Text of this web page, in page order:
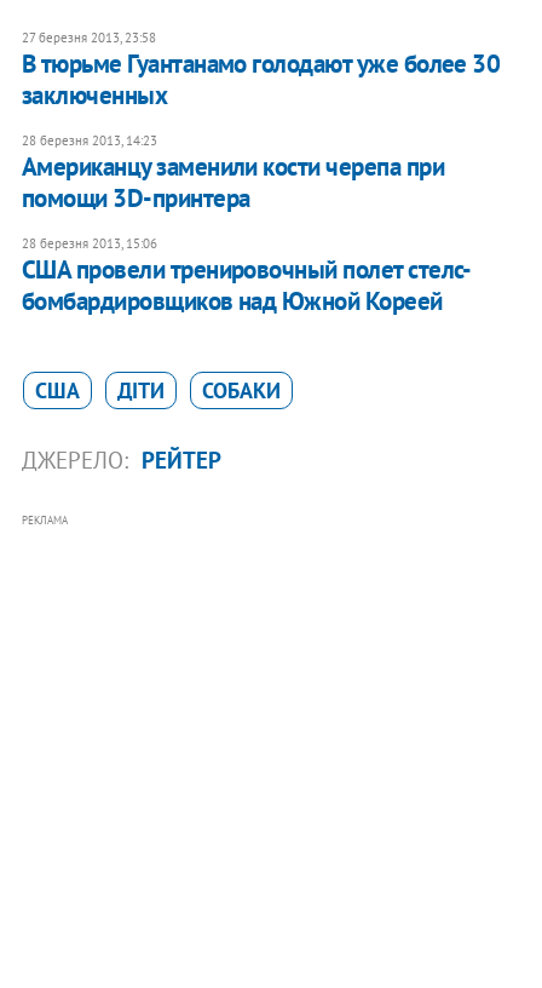
27 березня 2013, 23:58
В тюрьме Гуантанамо голодают уже более 30
заключенных
28 березня 2013, 14:23
Американцу заменили кости черепа при
помощи 3D-принтера
28 березня 2013, 15:06
США провели тренировочный полет стелс-
бомбардировщиков над Южной Кореей
США ДІТИ СОБАКИ
ДЖЕРЕЛО: РЕЙТЕР
РЕКЛАМА